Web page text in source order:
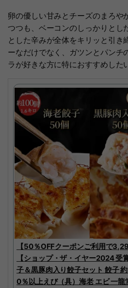
卵の優しい甘みとチーズのまろや
つつも、ベーコンのしっかりとし
とした辛みが全体をキリッと引き
ーなだけでなく、ガツンとパンチ
ラが好きな方に特におすすめした
【50％OFFクーポンご利用で
【ショップ・ザ・イヤー2024 受
子＆黒豚肉入り餃子セット 餃子
0％以上えび（具）海老 エビ 一龍